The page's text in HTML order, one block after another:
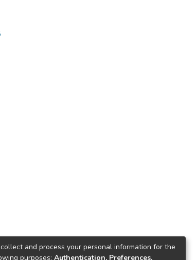
and process your personal information for the
purposes: Authentication, Preferences,